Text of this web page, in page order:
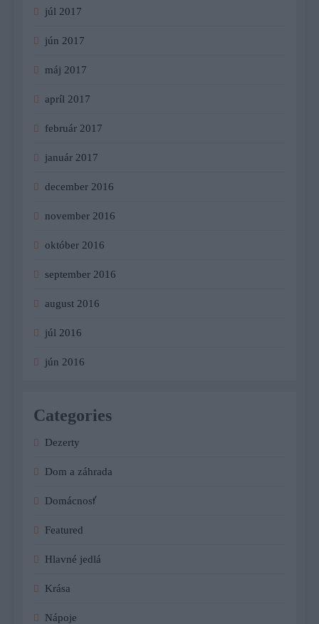
júl 2017
jún 2017
máj 2017
apríl 2017
február 2017
január 2017
december 2016
november 2016
október 2016
september 2016
august 2016
júl 2016
jún 2016
Categories
Dezerty
Dom a záhrada
Domácnosť
Featured
Hlavné jedlá
Krása
Nápoje